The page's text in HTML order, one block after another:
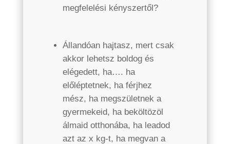
megfelelési kényszertől?
Állandóan hajtasz, mert csak
akkor lehetsz boldog és
elégedett, ha…. ha
előléptetnek, ha férjhez
mész, ha megszületnek a
gyermekeid, ha beköltözöl
álmaid otthonába, ha leadod
azt az x kg-t, ha megvan a